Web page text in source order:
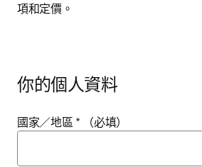
項和定價。
你的個人資料
國家／地區 * （必填）